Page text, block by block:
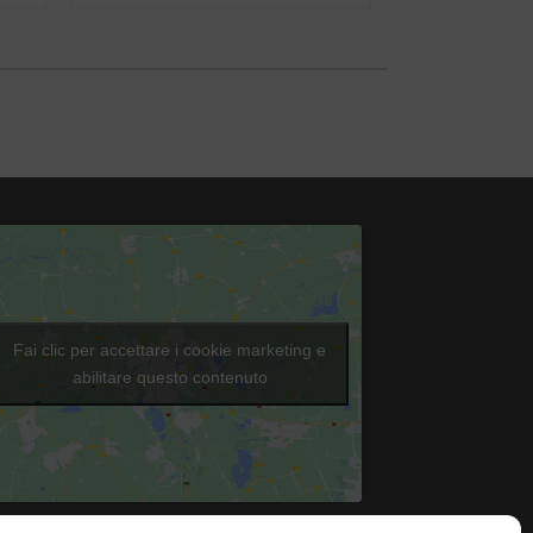
Fai clic per accettare i cookie marketing e
abilitare questo contenuto